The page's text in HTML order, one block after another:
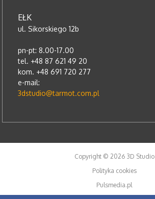
EŁK
ul. Sikorskiego 12b
pn-pt: 8.00-17.00
tel. +48 87 621 49 20
kom. +48 691 720 277
e-mail:
3dstudio@tarmot.com.pl
Copyright © 2026 3D Studio
Polityka cookies
Pulsmedia.pl